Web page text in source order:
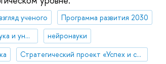
ученого
Программа развития 2030
Национальный проект «Наука и университеты»
нейронауки
Стратегический проект «Успех и самостоятельность человека в меняющемся мире»